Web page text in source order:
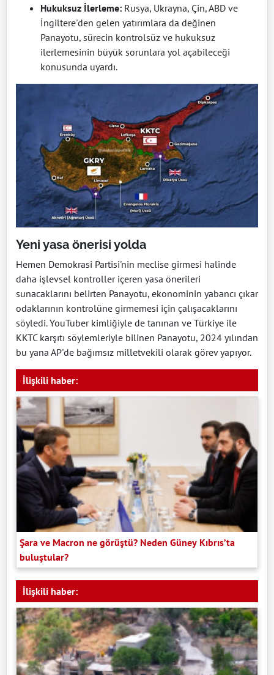
Hukuksuz İlerleme: Rusya, Ukrayna, Çin, ABD ve
İngiltere'den gelen yatırımlara da değinen
Panayotu, sürecin kontrolsüz ve hukuksuz
ilerlemesinin büyük sorunlara yol açabileceği
konusunda uyardı.
Yeni yasa önerisi yolda
Hemen Demokrasi Partisi'nin meclise girmesi halinde
daha işlevsel kontroller içeren yasa önerileri
sunacaklarını belirten Panayotu, ekonominin yabancı çıkar
odaklarının kontrolüne girmemesi için çalışacaklarını
söyledi. YouTuber kimliğiyle de tanınan ve Türkiye ile
KKTC karşıtı söylemleriyle bilinen Panayotu, 2024 yılından
bu yana AP'de bağımsız milletvekili olarak görev yapıyor.
İlişkili haber:
Şara ve Macron ne görüştü? Neden Güney Kıbrıs’ta
buluştular?
İlişkili haber: